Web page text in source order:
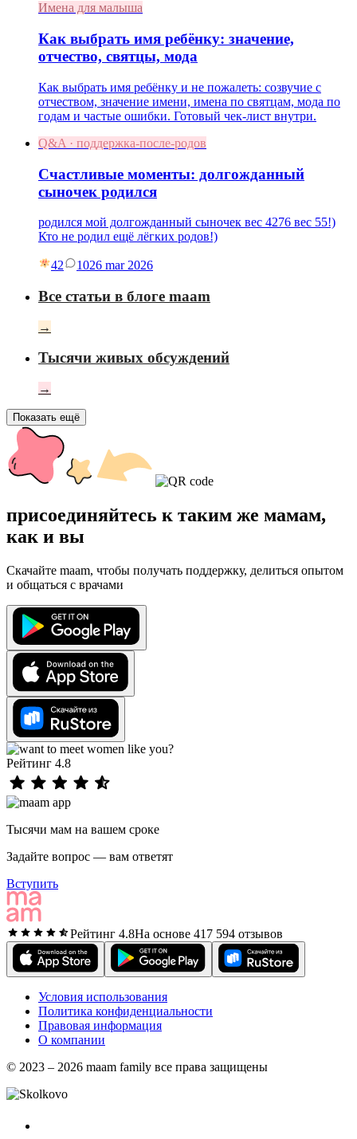
Имена для малыша
Как выбрать имя ребёнку: значение,
отчество, святцы, мода
Как выбрать имя ребёнку и не пожалеть: созвучие с
отчеством, значение имени, имена по святцам, мода по
годам и частые ошибки. Готовый чек-лист внутри.
Q&A · поддержка-после-родов
Счастливые моменты: долгожданный
сыночек родился
родился мой долгожданный сыночек вес 4276 вес 55!)
Кто не родил ещё лёгких родов!)
42 1026 mar 2026
Все статьи в блоге maam
→
Тысячи живых обсуждений
→
Показать ещё
присоединяйтесь к таким же мамам,
как и вы
Скачайте maam, чтобы получать поддержку, делиться опытом
и общаться с врачами
Рейтинг 4.8
Тысячи мам на вашем сроке
Задайте вопрос — вам ответят
Вступить
Рейтинг 4.8На основе 417 594 отзывов
Условия использования
Политика конфиденциальности
Правовая информация
О компании
© 2023 – 2026 maam family все права защищены